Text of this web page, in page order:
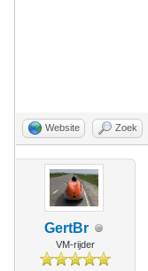
Website Zoek
GertBr
VM-rijder